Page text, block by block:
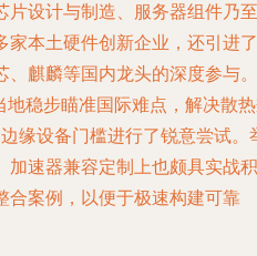
片设计与制造、服务器组件乃至
家本土硬件创新企业，还引进了
、麒麟等国内龙头的深度参与。
地稳步瞄准国际难点，解决散
缘设备门槛进行了锐意尝试。
加速器兼容定制上也颇具实战积
合案例，以便于极速构建可靠